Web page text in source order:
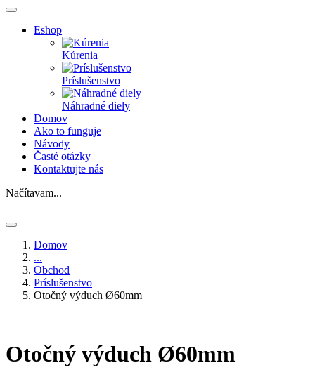
Eshop
Kúrenia
Príslušenstvo
Náhradné diely
Domov
Ako to funguje
Návody
Časté otázky
Kontaktujte nás
Načítavam...
Domov
...
Obchod
Príslušenstvo
Otočný výduch Ø60mm
Otočný výduch Ø60mm